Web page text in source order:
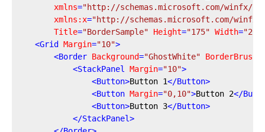
xmlns="http://schemas.microsoft.com/winfx/
xmlns:x="http://schemas.microsoft.com/winfx/
Title="BorderSample" Height="175" Width=
<Grid Margin="10">
<Border Background="GhostWhite" BorderBrush
<StackPanel Margin="10">
<Button>Button 1</Button>
<Button Margin="0,10">Button 2</
<Button>Button 3</Button>
</StackPanel>